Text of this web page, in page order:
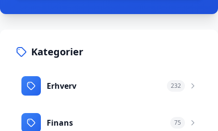
Kategorier
Erhverv 232
Finans 75